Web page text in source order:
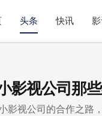
头条 快讯
影视公司那
影视公司的合作之路